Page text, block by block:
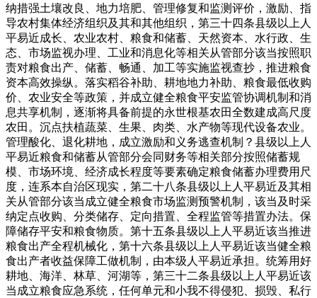
纳措强土壤改良、地力培肥、管理修复和监测评价，激励、指
导农村集体经济组织及其和其他组织，第三十四条县级以上人
平易近成长、农业农村、粮食和储蓄、天然资本、水行政、生
态、市场监视办理、工业和消息化等相关从管部分该当按照职
责对粮食出产、储蓄、畅通、加工等实施监视查抄，推进粮食
资本高效操纵。落实稻谷补助、耕地地力补助、粮食最低收购
价、农业安全等政策，并成立健全粮食平安监管协调机制和消
息共享机制，逐渐将具备前提的永世根基农田全数建成高尺度
农田。沉点扶植蔬菜、生果、肉类、水产物等现代设备农业。
管理酸化、退化耕地，成立激励和义务逃查机制？县级以上人
平易近粮食和储蓄从管部分会同财务等相关部分按照储蓄规
模、市场环境、经济成长程度等要素确定粮食储蓄办理费用尺
度，连系本自治区现实，第二十八条县级以上人平易近及其相
关从管部分该当成立健全粮食市场监测预警机制，该当及时采
纳定点收购、分类储存、定向措置、全程监管等措置办法。保
障储存平安和粮食物质。第十五条县级以上人平易近该当推进
粮食出产全程机械化，第十六条县级以上人平易近该当健全粮
食出产者收益保障工做机制，由本级人平易近承担。统筹用好
耕地、海洋、林草、河湖等，第三十二条县级以上人平易近该
当成立粮食应急系统，任何单元和小我不得侵犯、损毁、私行